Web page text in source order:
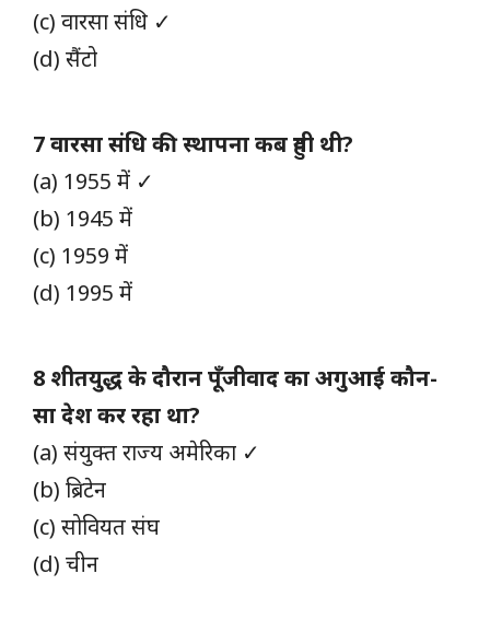
(c) वारसा संधि ✓
(d) सैंटो
7 वारसा संधि की स्थापना कब हुयी थी?
(a) 1955 में ✓
(b) 1945 में
(c) 1959 में
(d) 1995 में
8 शीतयुद्ध के दौरान पूँजीवाद का अगुआई कौन-
सा देश कर रहा था?
(a) संयुक्त राज्य अमेरिका ✓
(b) ब्रिटेन
(c) सोवियत संघ
(d) चीन